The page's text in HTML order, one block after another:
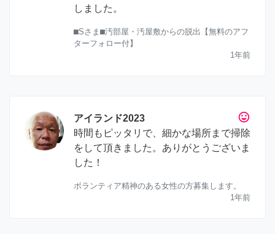
しました。
⬛︎Sさま⬛︎汚部屋・汚屋敷からの脱出【無料のアフ
ターフォロー付】
1年前
tag_faces
アイランド2023
時間もピッタリで、細かな場所まで掃除
をして頂きました。ありがとうございま
した！
ボランティア精神のある女性の方募集します。
1年前